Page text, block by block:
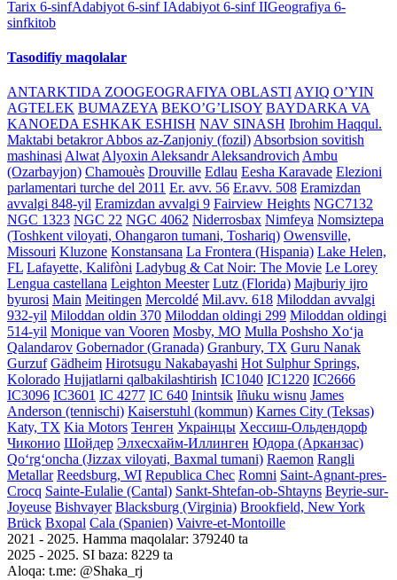
Tarix 6-sinfAdabiyot 6-sinf IAdabiyot 6-sinf IIGeografiya 6-
sinfkitob
Tasodifiy maqolalar
ANTARKTIDA ZOOGEOGRAFIYA OBLASTI AYIQ O’YIN
AGTELEK BUMAZEYA BEKO’G’LISOY BAYDARKA VA
KANOEDA ESHKAK ESHISH NAV SINASH Ibrohim Haqqul.
Maktabi betakrorAbbos az-Zanjoniy (fozil) Absorbsion sovitish
mashinasi Alwat Alyoxin Aleksandr Aleksandrovich Ambu
(Ozarbayjon) Chamouès Drouville Edlau Eesha Karavade Elezioni
parlamentari turche del 2011 Er. avv. 56 Er.avv. 508 Eramizdan
avvalgi 848-yil Eramizdan avvalgi 9 Fairview Heights NGC7132
NGC 1323 NGC 22 NGC 4062 Niderrosbax Nimfeya Nomsiztepa
(Toshkent viloyati, Ohangaron tumani, Toshariq) Owensville,
Missouri Kluzone Konstansana La Frontera (Hispania) Lake Helen,
FL Lafayette, Kalifòni Ladybug & Cat Noir: The Movie Le Lorey
Lengua castellana Leighton Meester Lutz (Florida) Majburiy ijro
byurosi Main Meitingen Mercoldé Mil.avv. 618 Miloddan avvalgi
932-yil Miloddan oldin 370 Miloddan oldingi 299 Miloddan oldingi
514-yil Monique van Vooren Mosby, MO Mulla Poshsho Xo‘ja
Qalandarov Gobernador (Granada) Granbury, TX Guru Nanak
Gurzuf Gädheim Hirotsugu Nakabayashi Hot Sulphur Springs,
Kolorado Hujjatlarni qalbakilashtirish IC1040 IC1220 IC2666
IC3096 IC3601 IC 4277 IC 640 Inintsik Iñuku wisnu James
Anderson (tennischi) Kaiserstuhl (kommun) Karnes City (Teksas)
Katy, TX Kia Motors Тенген Украінцы Хессиш-Ольдендорф
Чиконио Шойдер Элхесхайм-Иллинген Юдора (Арканзас)
Qoʻrgʻoncha (Jizzax viloyati, Baxmal tumani) Raemon Rangli
Metallar Reedsburg, WI Republica Chec Romni Saint-Agnant-pres-
Crocq Sainte-Eulalie (Cantal) Sankt-Shtefan-ob-Shtayns Beyrie-sur-
Joyeuse Bishvayer Blacksburg (Virginia) Brookfield, New York
Brück Bxopal Cala (Spanien) Vaivre-et-Montoille
2021 - 2025. Hamma maqolalar: 379240 ta
2025 - 2025. SI baza: 8229 ta
Aloqa: t.me: @Shaka_rj